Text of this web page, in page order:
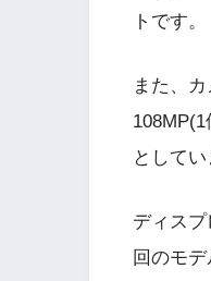
トです。
また、
としてい
ディス
回のモ